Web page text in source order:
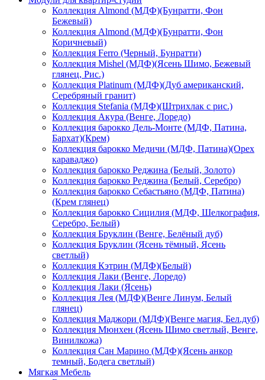
Коллекция Almond (МДФ)(Бунратти, Фон
Бежевый)
Коллекция Almond (МДФ)(Бунратти, Фон
Коричневый)
Коллекция Ferro (Черный, Бунратти)
Коллекция Mishel (МДФ)(Ясень Шимо, Бежевый
глянец, Рис.)
Коллекция Platinum (МДФ)(Дуб американский,
Серебряный гранит)
Коллекция Stefania (МДФ)(Штрихлак с рис.)
Коллекция Акура (Венге, Лоредо)
Коллекция барокко Дель-Монте (МДФ, Патина,
Бархат)(Крем)
Коллекция барокко Медичи (МДФ, Патина)(Орех
караваджо)
Коллекция барокко Реджина (Белый, Золото)
Коллекция барокко Реджина (Белый, Серебро)
Коллекция барокко Себастьяно (МДФ, Патина)
(Крем глянец)
Коллекция барокко Сицилия (МДФ, Шелкография,
Серебро, Белый)
Коллекция Бруклин (Венге, Белёный дуб)
Коллекция Бруклин (Ясень тёмный, Ясень
светлый)
Коллекция Кэтрин (МДФ)(Белый)
Коллекция Лаки (Венге, Лоредо)
Коллекция Лаки (Ясень)
Коллекция Лея (МДФ)(Венге Линум, Белый
глянец)
Коллекция Маджори (МДФ)(Венге магия, Бел.дуб)
Коллекция Мюнхен (Ясень Шимо светлый, Венге,
Винилкожа)
Коллекция Сан Марино (МДФ)(Ясень анкор
темный, Бодега светлый)
Мягкая Мебель